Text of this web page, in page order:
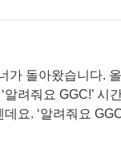
가 돌아왔습니다.
려줘요 GGC!’
요. ‘알려줘요